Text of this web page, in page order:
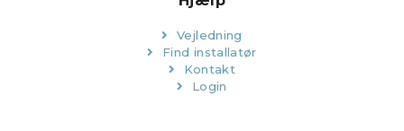
Vejledning
Find installatør
Kontakt
Login